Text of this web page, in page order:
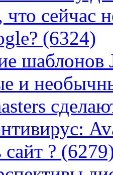
сейчас
(6324)
шаблонов
и
сайт ?